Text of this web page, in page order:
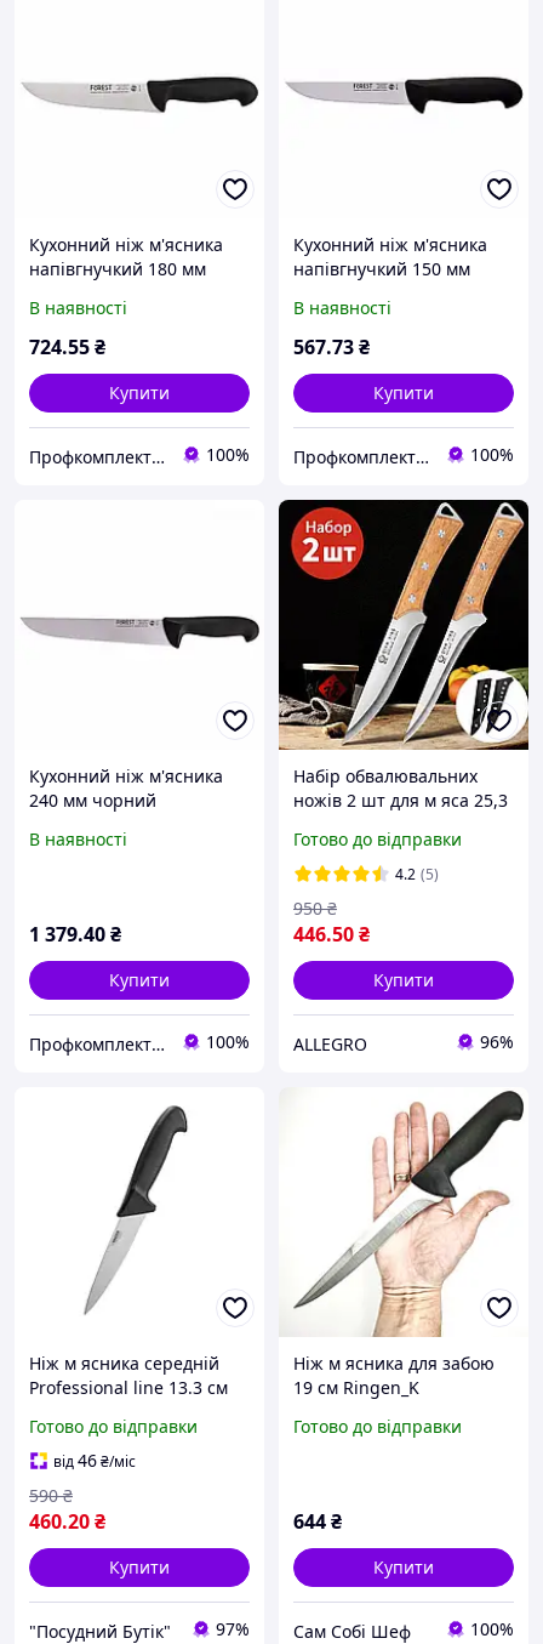
Кухонний ніж м'ясника
напівгнучкий 180 мм
В наявності
724.55₴
Купити
Профкомплект - Сервіс 100%
Кухонний ніж м'ясника
напівгнучкий 150 мм
В наявності
567.73₴
Купити
Профкомплект - Сервіс 100%
Кухонний ніж м'ясника
240 мм чорний
В наявності
1 379.40₴
Купити
Профкомплект - Сервіс 100%
Набір обвалювальних
ножів 2 шт для м яса 25,3
кухонний ніж м ясника |
Ніж для обробки м яса,
птиці та риби 40Cr13
Готово до відправки
4.2 (5)
446.50₴
950 ₴
Купити
ALLEGRO 96%
Ніж м ясника середній
Professional line 13.3 см
Готово до відправки
від46₴/міс
460.20₴
590 ₴
Купити
"Посудний Бутік" 97%
Ніж м ясника для забою
19 см Ringen_K
Готово до відправки
644₴
Купити
Сам Собі Шеф 100%